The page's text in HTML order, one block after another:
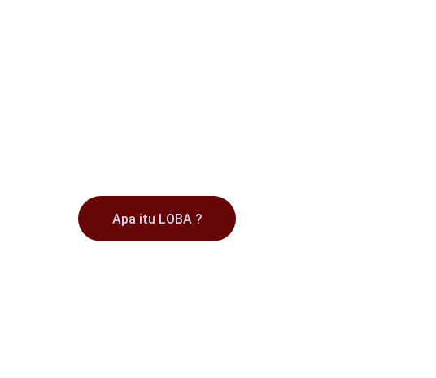
Apa itu LOBA ?